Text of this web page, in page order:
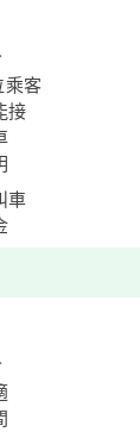
客
接
車